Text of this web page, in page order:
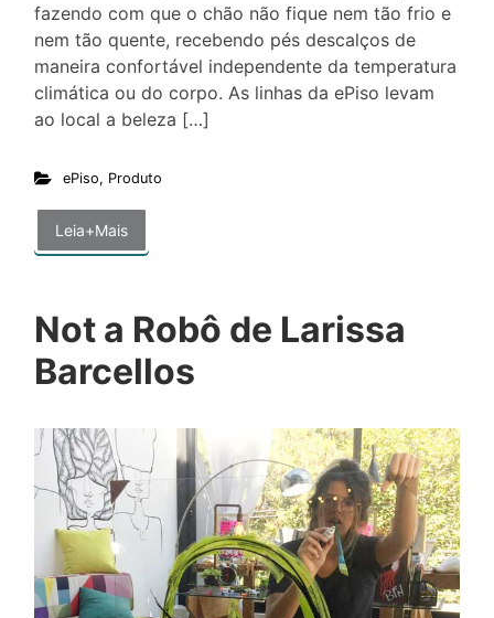
fazendo com que o chão não fique nem tão frio e
nem tão quente, recebendo pés descalços de
maneira confortável independente da temperatura
climática ou do corpo. As linhas da ePiso levam
ao local a beleza […]
ePiso, Produto
Leia+Mais
Not a Robô de Larissa
Barcellos